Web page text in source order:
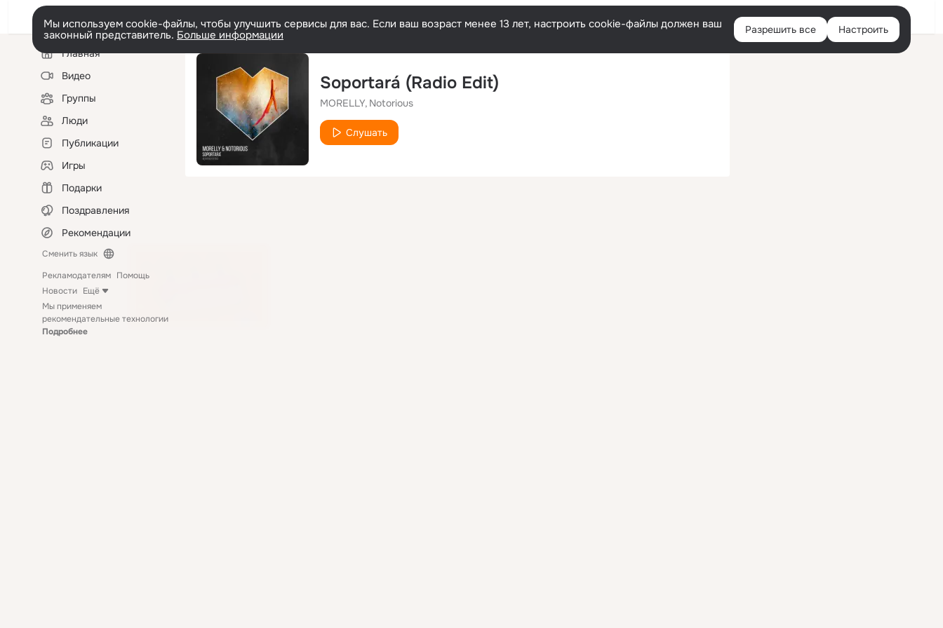
Войти
Мы используем cookie-файлы, чтобы улучшить сервисы для вас. Если ваш возраст менее 13 лет, настроить cookie-файлы должен ваш
законный представитель. Больше информации Разрешить все Настроить
Левая
колонкаГлавная
Видео
Группы
Люди
Публикации
Игры
Подарки
Поздравления
Рекомендации
Сменить язык
Рекламодателям Помощь
Новости Ещё
Мы применяем
рекомендательные технологии
Подробнее
Soportará (Radio Edit)
MORELLY Notorious
Слушать